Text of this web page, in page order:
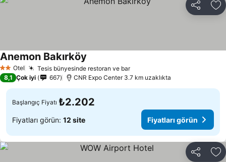
Paylaş
2 Yıldız
Otel Tesis bünyesinde restoran ve bar
Anemon Bakırköy
8,1 Çok iyi 667 CNR Expo Center 3.7 km uzaklıkta
Başlangıç Fiyatı ₺2.202
Fiyatları görün: 12 site Fiyatları görün
Paylaş